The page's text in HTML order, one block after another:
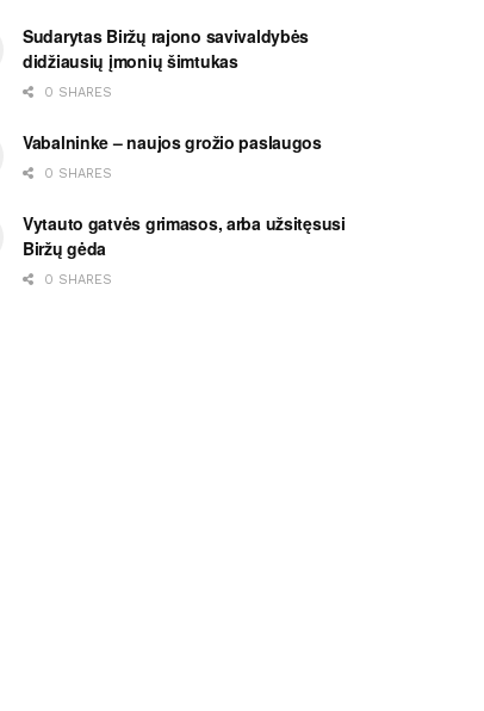
Sudarytas Biržų rajono savivaldybės
didžiausių įmonių šimtukas
0 SHARES
Vabalninke – naujos grožio paslaugos
0 SHARES
Vytauto gatvės grimasos, arba užsitęsusi
Biržų gėda
0 SHARES